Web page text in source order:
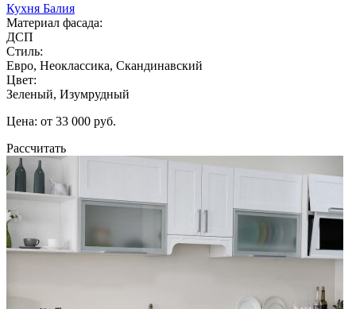
Кухня Балия
Материал фасада:
ДСП
Стиль:
Евро, Неоклассика, Скандинавский
Цвет:
Зеленый, Изумрудный
Цена: от 33 000 руб.
Рассчитать